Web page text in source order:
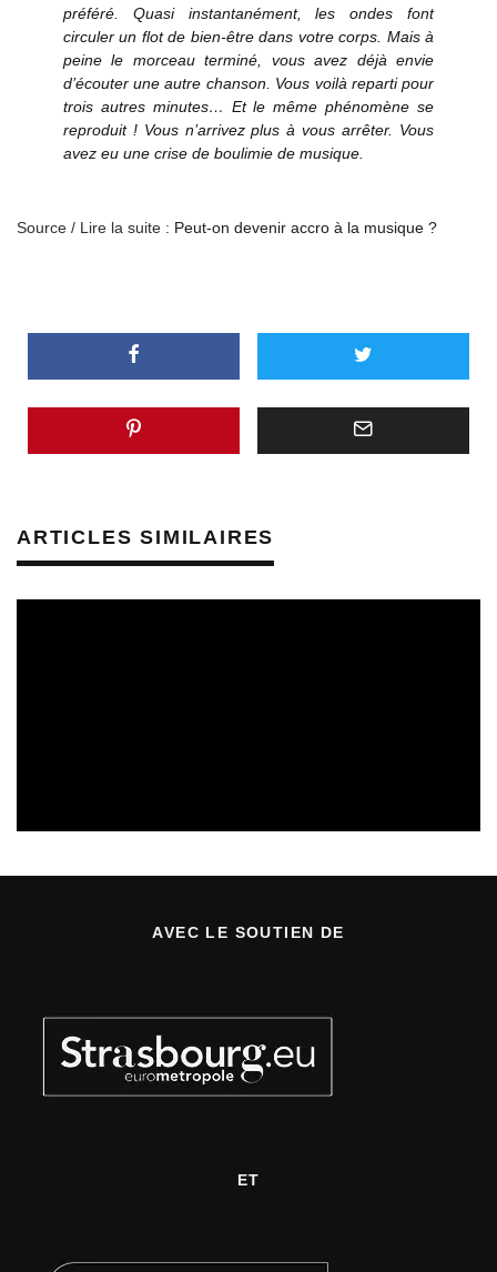
préféré. Quasi instantanément, les ondes font
circuler un flot de bien-être dans votre corps. Mais à
peine le morceau terminé, vous avez déjà envie
d’écouter une autre chanson. Vous voilà reparti pour
trois autres minutes… Et le même phénomène se
reproduit ! Vous n’arrivez plus à vous arrêter. Vous
avez eu une crise de boulimie de musique.
Source / Lire la suite : Peut-on devenir accro à la musique ?
ARTICLES SIMILAIRES
AVEC LE SOUTIEN DE
ET